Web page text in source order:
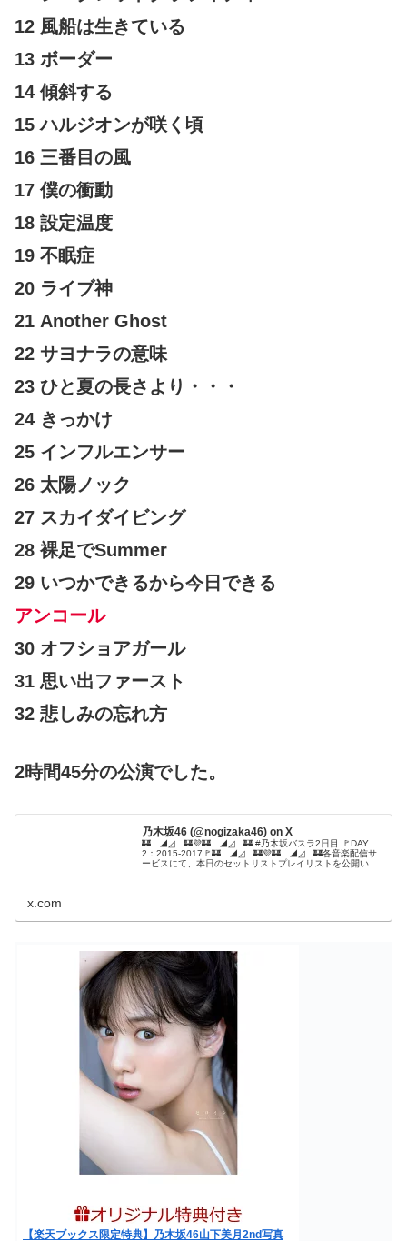
12 風船は生きている
13 ボーダー
14 傾斜する
15 ハルジオンが咲く頃
16 三番目の風
17 僕の衝動
18 設定温度
19 不眠症
20 ライブ神
21 Another Ghost
22 サヨナラの意味
23 ひと夏の長さより・・・
24 きっかけ
25 インフルエンサー
26 太陽ノック
27 スカイダイビング
28 裸足でSummer
29 いつかできるから今日できる
アンコール
30 オフショアガール
31 思い出ファースト
32 悲しみの忘れ方
2時間45分の公演でした。
乃木坂46 (@nogizaka46) on X
🏰...◢◿...🏰💜🏰...◢◿...🏰 #乃木坂バスラ2日目 🚩DAY
2：2015-2017🚩🏰...◢◿...🏰💜🏰...◢◿...🏰各音楽配信サ
ービスにて、本日のセットリストプレイリストを公開いた
x.com
【楽天ブックス限定特典】乃木坂46山下美月2nd写真